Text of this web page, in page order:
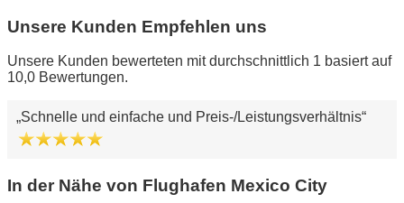
Unsere Kunden Empfehlen uns
Unsere Kunden bewerteten mit durchschnittlich 1 basiert auf
10,0 Bewertungen.
Schnelle und einfache und Preis-/Leistungsverhältnis
In der Nähe von Flughafen Mexico City